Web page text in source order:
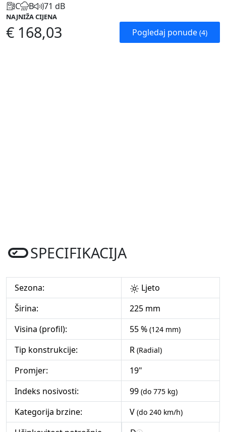
C B 71 dB
NAJNIŽA CIJENA
€ 168,03 Pogledaj ponude (4)
SPECIFIKACIJA
Sezona:
Ljeto
Širina:
225 mm
Visina (profil):
55 % (124 mm)
Tip konstrukcije: R (Radial)
Promjer:
19"
Indeks nosivosti:
99 (do 775 kg)
Kategorija brzine: V (do 240 km/h)